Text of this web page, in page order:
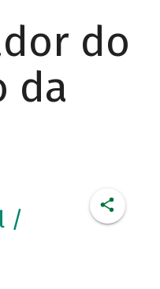
do
da
/